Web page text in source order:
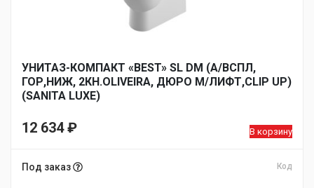
УНИТАЗ-КОМПАКТ «BEST» SL DM (А/ВСПЛ,
ГОР,НИЖ, 2КН.OLIVEIRA, ДЮРО М/ЛИФТ,CLIP UP)
(SANITA LUXE)
12 634₽ В корзину
Под заказ Код